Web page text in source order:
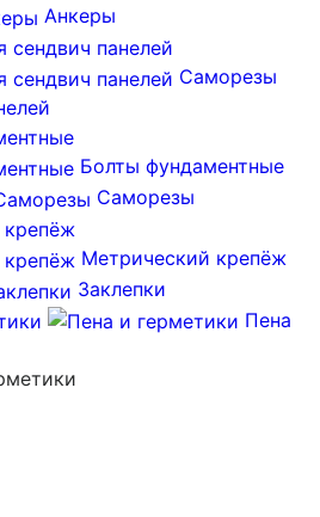
Анкеры
Саморезы
Болты фундаментные
Саморезы
Метрический крепёж
Заклепки
Пена